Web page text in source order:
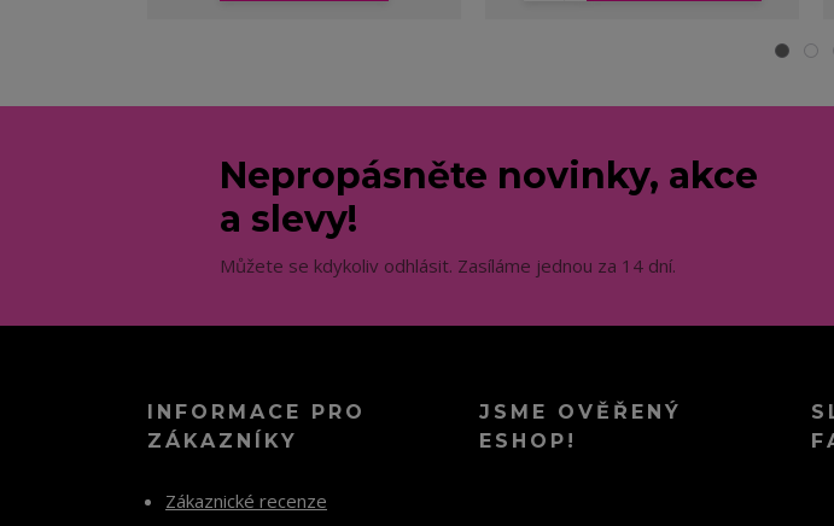
Nepropásněte novinky, akce
a slevy!
Můžete se kdykoliv odhlásit. Zasíláme jednou za 14 dní.
INFORMACE PRO
ZÁKAZNÍKY
Zákaznické recenze
JSME OVĚŘENÝ
ESHOP!